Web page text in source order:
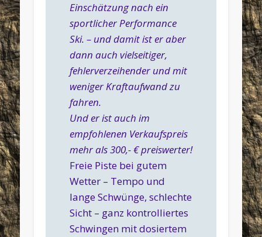
Einschätzung nach ein
sportlicher Performance
Ski. – und damit ist er aber
dann auch vielseitiger,
fehlerverzeihender und mit
weniger Kraftaufwand zu
fahren.
Und er ist auch im
empfohlenen Verkaufspreis
mehr als 300,- € preiswerter!
Freie Piste bei gutem
Wetter – Tempo und
lange Schwünge, schlechte
Sicht – ganz kontrolliertes
Schwingen mit dosiertem